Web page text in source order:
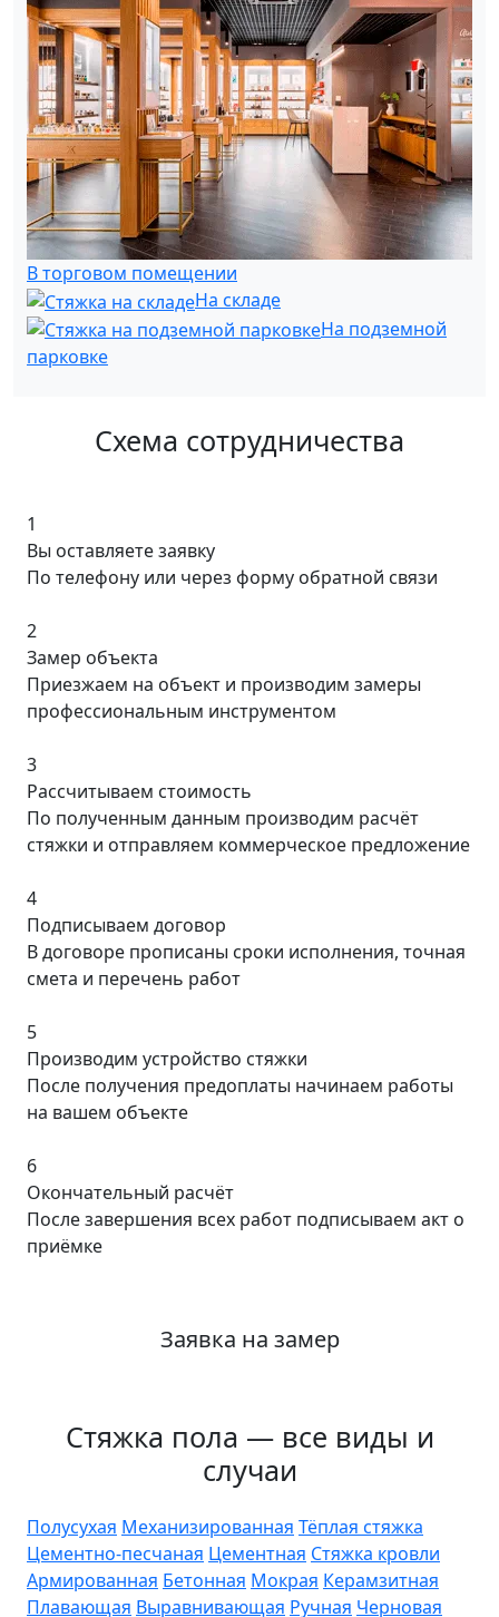
В торговом помещении
На складе
На подземной
парковке
Схема сотрудничества
1
Вы оставляете заявку
По телефону или через форму обратной связи
2
Замер объекта
Приезжаем на объект и производим замеры
профессиональным инструментом
3
Рассчитываем стоимость
По полученным данным производим расчёт
стяжки и отправляем коммерческое предложение
4
Подписываем договор
В договоре прописаны сроки исполнения, точная
смета и перечень работ
5
Производим устройство стяжки
После получения предоплаты начинаем работы
на вашем объекте
6
Окончательный расчёт
После завершения всех работ подписываем акт о
приёмке
Заявка на замер
Стяжка пола — все виды и
случаи
Полусухая Механизированная Тёплая стяжка
Цементно-песчаная Цементная Стяжка кровли
Армированная Бетонная Мокрая Керамзитная
Плавающая Выравнивающая Ручная Черновая